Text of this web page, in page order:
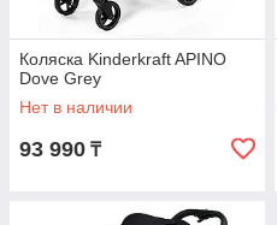
Коляска Kinderkraft APINO
Dove Grey
Нет в наличии
93 990 ₸